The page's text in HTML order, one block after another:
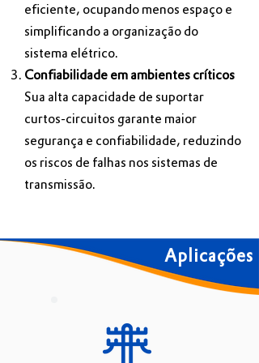
eficiente, ocupando menos espaço e
simplificando a organização do
sistema elétrico.
Confiabilidade em ambientes críticos
Sua alta capacidade de suportar
curtos-circuitos garante maior
segurança e confiabilidade, reduzindo
os riscos de falhas nos sistemas de
transmissão.
Aplicações